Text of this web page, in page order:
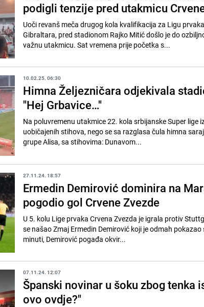
podigli tenzije pred utakmicu
Uoči revanš meča drugog kola kvalifikacija za Ligu
Gibraltara, pred stadionom Rajko Mitić došlo je do
važnu utakmicu. Sat vremena prije početka s...
10.02.25. 06:30
Himna Željezničara odjekivala
"Hej Grbavice…"
Na poluvremenu utakmice 22. kola srbijanske Super lige
uobičajenih stihova, nego se sa razglasa čula himna
grupe Alisa, sa stihovima: Dunavom...
27.11.24. 18:57
Ermedin Demirović dominira na
pogodio gol Crvene Zvezde
U 5. kolu Lige prvaka Crvena Zvezda je igrala protiv
se našao Zmaj Ermedin Demirović koji je odmah
minuti, Demirović pogađa okvir...
07.11.24. 12:07
Španski novinar u šoku zbog tenka
ovo ovdje?"